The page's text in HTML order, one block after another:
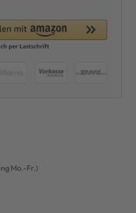
Mo.-Fr.)